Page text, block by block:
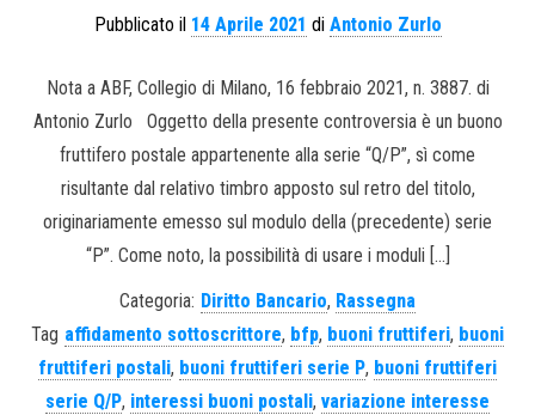
Pubblicato il 14 Aprile 2021 di Antonio Zurlo
Nota a ABF, Collegio di Milano, 16 febbraio 2021, n. 3887. di
Antonio Zurlo Oggetto della presente controversia è un buono
fruttifero postale appartenente alla serie “Q/P”, sì come
risultante dal relativo timbro apposto sul retro del titolo,
originariamente emesso sul modulo della (precedente) serie
“P”. Come noto, la possibilità di usare i moduli […]
Categoria: Diritto Bancario, Rassegna
Tag affidamento sottoscrittore, bfp, buoni fruttiferi, buoni
fruttiferi postali, buoni fruttiferi serie P, buoni fruttiferi
serie Q/P, interessi buoni postali, variazione interesse